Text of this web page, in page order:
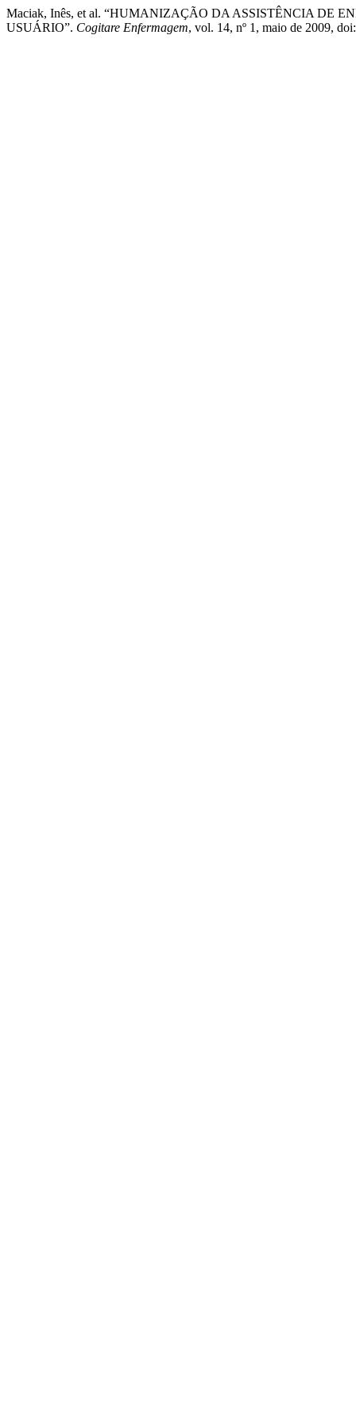
Maciak, Inês, et al. “HUMANIZAÇÃO DA ASSISTÊNCIA DE
USUÁRIO”. Cogitare Enfermagem, vol. 14, nº 1, maio de 2009,